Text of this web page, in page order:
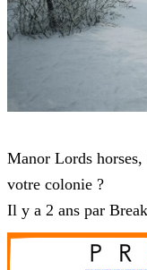
Manor Lords
votre colonie ?
Il y a 2 ans par